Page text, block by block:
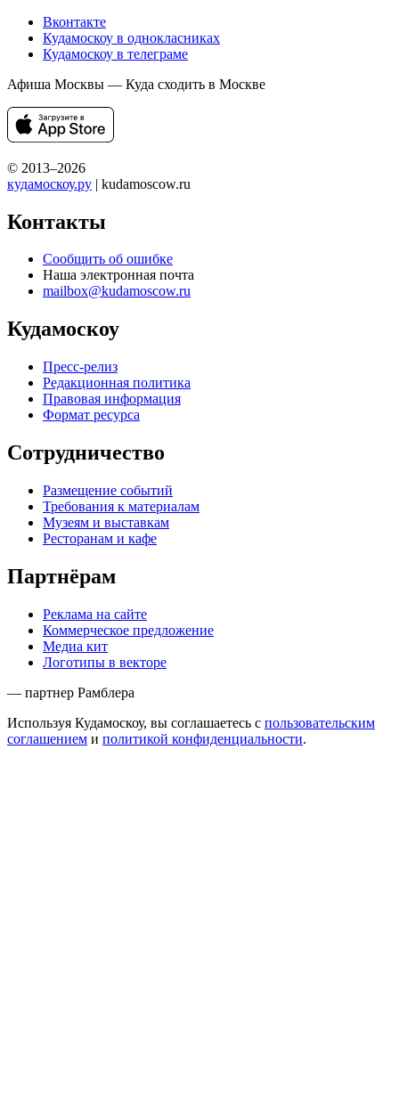
Вконтакте
Кудамоскоу в однокласниках
Кудамоскоу в телеграме
Афиша Москвы — Куда сходить в Москве
© 2013–2026
кудамоскоу.ру | kudamoscow.ru
Контакты
Сообщить об ошибке
Наша электронная почта
mailbox@kudamoscow.ru
Кудамоскоу
Пресс-релиз
Редакционная политика
Правовая информация
Формат ресурса
Сотрудничество
Размещение событий
Требования к материалам
Музеям и выставкам
Ресторанам и кафе
Партнёрам
Реклама на сайте
Коммерческое предложение
Медиа кит
Логотипы в векторе
— партнер Рамблера
Используя Кудамоскоу, вы соглашаетесь с пользовательским
соглашением и политикой конфиденциальности.